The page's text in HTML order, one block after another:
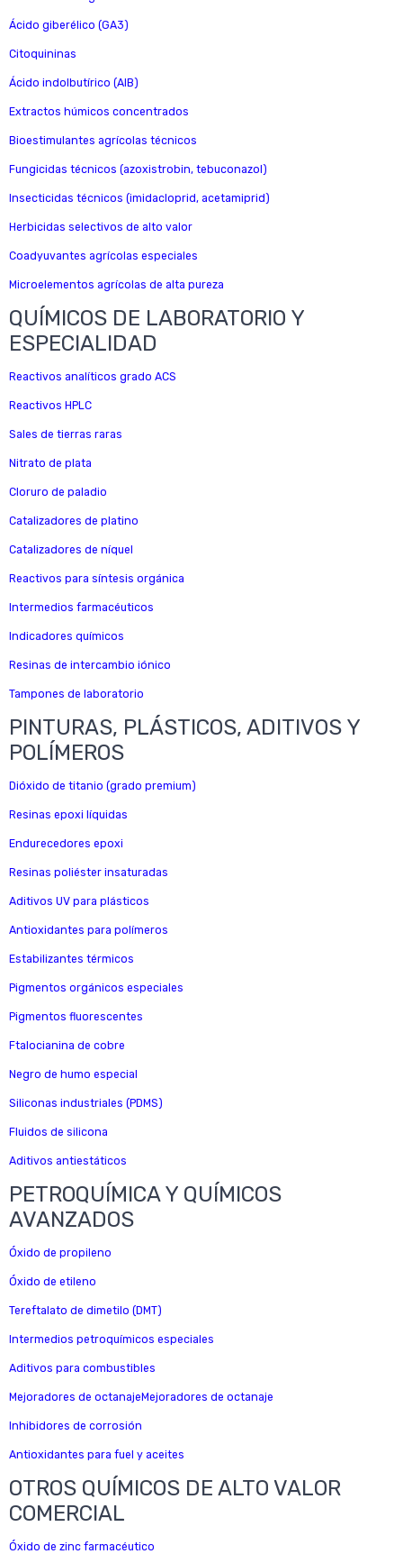
Ácido giberélico (GA3)
Citoquininas
Ácido indolbutírico (AIB)
Extractos húmicos concentrados
Bioestimulantes agrícolas técnicos
Fungicidas técnicos (azoxistrobin, tebuconazol)
Insecticidas técnicos (imidacloprid, acetamiprid)
Herbicidas selectivos de alto valor
Coadyuvantes agrícolas especiales
Microelementos agrícolas de alta pureza
QUÍMICOS DE LABORATORIO Y
ESPECIALIDAD
Reactivos analíticos grado ACS
Reactivos HPLC
Sales de tierras raras
Nitrato de plata
Cloruro de paladio
Catalizadores de platino
Catalizadores de níquel
Reactivos para síntesis orgánica
Intermedios farmacéuticos
Indicadores químicos
Resinas de intercambio iónico
Tampones de laboratorio
PINTURAS, PLÁSTICOS, ADITIVOS Y
POLÍMEROS
Dióxido de titanio (grado premium)
Resinas epoxi líquidas
Endurecedores epoxi
Resinas poliéster insaturadas
Aditivos UV para plásticos
Antioxidantes para polímeros
Estabilizantes térmicos
Pigmentos orgánicos especiales
Pigmentos fluorescentes
Ftalocianina de cobre
Negro de humo especial
Siliconas industriales (PDMS)
Fluidos de silicona
Aditivos antiestáticos
PETROQUÍMICA Y QUÍMICOS
AVANZADOS
Óxido de propileno
Óxido de etileno
Tereftalato de dimetilo (DMT)
Intermedios petroquímicos especiales
Aditivos para combustibles
Mejoradores de octanajeMejoradores de octanaje
Inhibidores de corrosión
Antioxidantes para fuel y aceites
OTROS QUÍMICOS DE ALTO VALOR
COMERCIAL
Óxido de zinc farmacéutico